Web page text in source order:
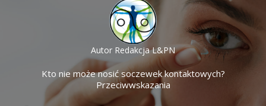
Autor Redakcja L&PN
Kto nie może nosić soczewek kontaktowych?
Przeciwwskazania